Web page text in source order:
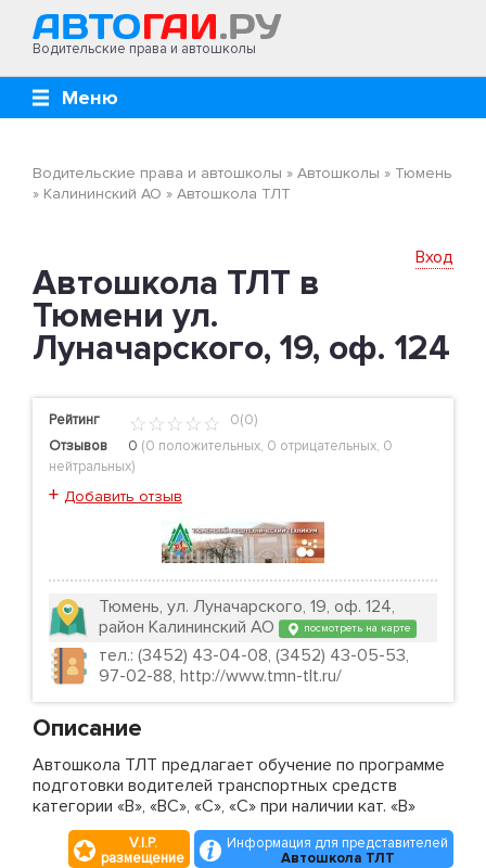
Водительские права и автошколы
Меню
Водительские права и автошколы » Автошколы » Тюмень
» Калининский АО » Автошкола ТЛТ
Вход
Автошкола ТЛТ в
Тюмени ул.
Луначарского, 19, оф. 124
Рейтинг
0(0)
Отзывов
0 (0 положительных, 0 отрицательных, 0
нейтральных)
+ Добавить отзыв
Тюмень, ул. Луначарского, 19, оф. 124,
район Калининский АО
посмотреть на карте
тел.: (3452) 43-04-08, (3452) 43-05-53,
97-02-88, http://www.tmn-tlt.ru/
Описание
Автошкола ТЛТ предлагает обучение по программе
подготовки водителей транспортных средств
категории «В», «ВС», «С», «С» при наличии кат. «В»
V.I.P.
размещение
Информация для представителей
Автошкола ТЛТ